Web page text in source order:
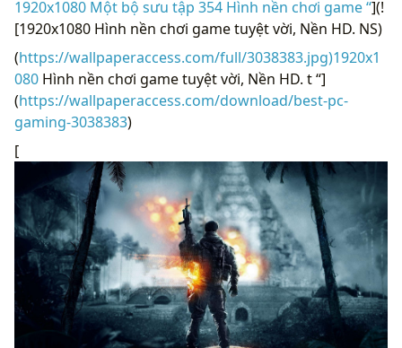
1920x1080 Một bộ sưu tập 354 Hình nền chơi game “](!
[1920x1080 Hình nền chơi game tuyệt vời, Nền HD. NS)
(https://wallpaperaccess.com/full/3038383.jpg)1920x1
080 Hình nền chơi game tuyệt vời, Nền HD. t “]
(https://wallpaperaccess.com/download/best-pc-
gaming-3038383)
[